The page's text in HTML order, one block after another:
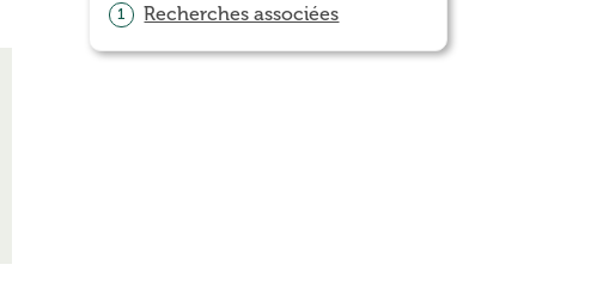
1 Recherches associées